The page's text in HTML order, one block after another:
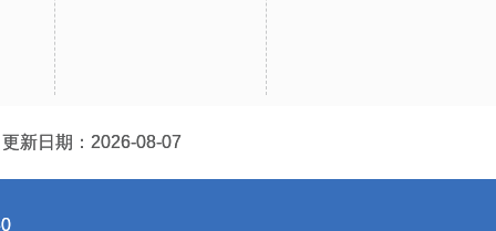
更新日期：2026-08-07